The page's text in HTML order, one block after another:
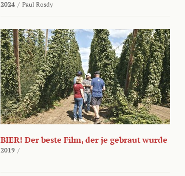
2024 / Paul Rosdy
BIER! Der beste Film, der je gebraut wurde
2019 /